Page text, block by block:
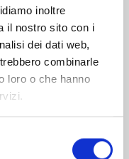
inoltre
il nostro sito con i
dei dati web,
combinarle
loro o che hanno